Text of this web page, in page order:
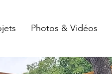
Photos & Vidéos